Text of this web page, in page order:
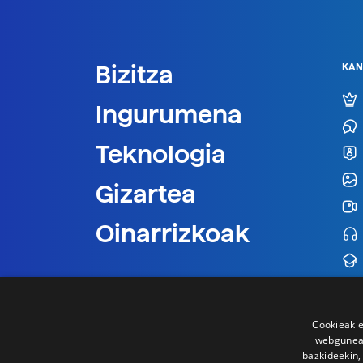
Bizitza
Ingurumena
Teknologia
Gizartea
Oinarrizkoak
Cookieak